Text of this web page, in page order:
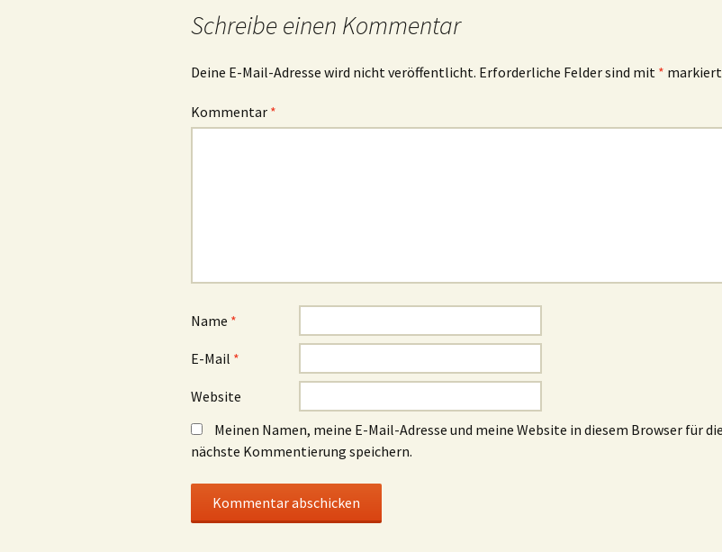
Schreibe einen Kommentar
Deine E-Mail-Adresse wird nicht veröffentlicht. Erforderliche Felder sind mit * markiert
Kommentar *
Name *
E-Mail *
Website
Meinen Namen, meine E-Mail-Adresse und meine Website in diesem Browser für die
nächste Kommentierung speichern.